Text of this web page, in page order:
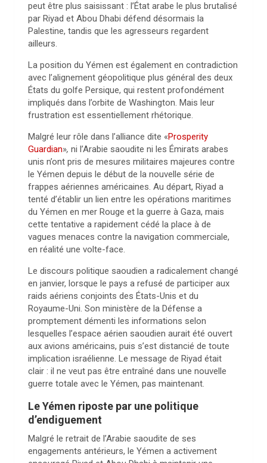
peut être plus saisissant : l’État arabe le plus brutalisé
par Riyad et Abou Dhabi défend désormais la
Palestine, tandis que les agresseurs regardent
ailleurs.
La position du Yémen est également en contradiction
avec l’alignement géopolitique plus général des deux
États du golfe Persique, qui restent profondément
impliqués dans l’orbite de Washington. Mais leur
frustration est essentiellement rhétorique.
Malgré leur rôle dans l’alliance dite «Prosperity
Guardian», ni l’Arabie saoudite ni les Émirats arabes
unis n’ont pris de mesures militaires majeures contre
le Yémen depuis le début de la nouvelle série de
frappes aériennes américaines. Au départ, Riyad a
tenté d’établir un lien entre les opérations maritimes
du Yémen en mer Rouge et la guerre à Gaza, mais
cette tentative a rapidement cédé la place à de
vagues menaces contre la navigation commerciale,
en réalité une volte-face.
Le discours politique saoudien a radicalement changé
en janvier, lorsque le pays a refusé de participer aux
raids aériens conjoints des États-Unis et du
Royaume-Uni. Son ministère de la Défense a
promptement démenti les informations selon
lesquelles l’espace aérien saoudien aurait été ouvert
aux avions américains, puis s’est distancié de toute
implication israélienne. Le message de Riyad était
clair : il ne veut pas être entraîné dans une nouvelle
guerre totale avec le Yémen, pas maintenant.
Le Yémen riposte par une politique
d’endiguement
Malgré le retrait de l’Arabie saoudite de ses
engagements antérieurs, le Yémen a activement